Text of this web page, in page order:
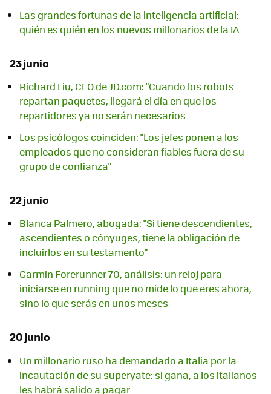
Las grandes fortunas de la inteligencia artificial:
quién es quién en los nuevos millonarios de la IA
23 junio
Richard Liu, CEO de JD.com: "Cuando los robots
repartan paquetes, llegará el día en que los
repartidores ya no serán necesarios
Los psicólogos coinciden: "Los jefes ponen a los
empleados que no consideran fiables fuera de su
grupo de confianza"
22 junio
Blanca Palmero, abogada: "Si tiene descendientes,
ascendientes o cónyuges, tiene la obligación de
incluirlos en su testamento"
Garmin Forerunner 70, análisis: un reloj para
iniciarse en running que no mide lo que eres ahora,
sino lo que serás en unos meses
20 junio
Un millonario ruso ha demandado a Italia por la
incautación de su superyate: si gana, a los italianos
les habrá salido a pagar